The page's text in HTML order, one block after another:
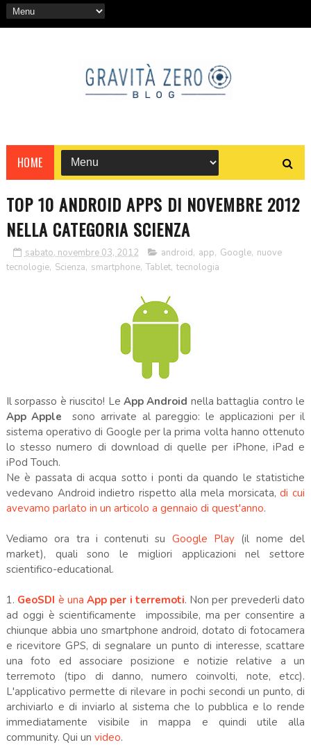
HOME
TOP 10 ANDROID APPS DI NOVEMBRE 2012
NELLA CATEGORIA SCIENZA
sabato, novembre 03, 2012 android, app, Google, nuove
tecnologie, Scienza, smartphone, Tablet, tecnologia
Il sorpasso è riuscito! Le App Android nella battaglia contro le
App Apple sono arrivate al pareggio: le applicazioni per il
sistema operativo di Google per la prima volta hanno ottenuto
lo stesso numero di download di quelle per iPhone, iPad e
iPod Touch.
Ne è passata di acqua sotto i ponti da quando le statistiche
vedevano Android indietro rispetto alla mela morsicata,di cui
avevamo parlato in un articolo a gennaio di quest'anno.
Vediamo ora tra i contenuti su Google Play (il nome del
market), quali sono le migliori applicazioni nel settore
scientifico-educational.
1. GeoSDI è una App per i terremoti. Non per prevederli dato
ad oggi è scientificamente impossibile, ma per consentire a
chiunque abbia uno smartphone android, dotato di fotocamera
e ricevitore GPS, di segnalare un punto di interesse, scattare
una foto ed associare posizione e notizie relative a un
terremoto (tipo di danno, numero coinvolti, note, etcc).
L'applicativo permette di rilevare in pochi secondi un punto, di
archiviarlo e di inviarlo al sistema che lo pubblica e lo rende
immediatamente visibile in mappa e quindi utile alla
community. Qui un video.